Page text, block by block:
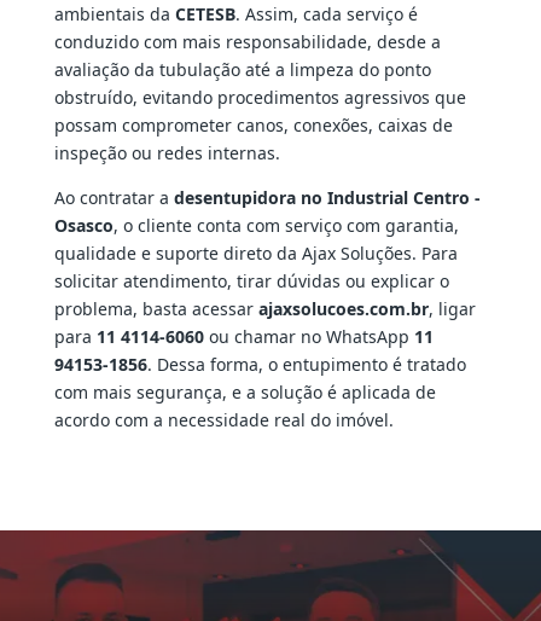
ambientais da CETESB. Assim, cada serviço é
conduzido com mais responsabilidade, desde a
avaliação da tubulação até a limpeza do ponto
obstruído, evitando procedimentos agressivos que
possam comprometer canos, conexões, caixas de
inspeção ou redes internas.
Ao contratar a desentupidora no Industrial Centro -
Osasco, o cliente conta com serviço com garantia,
qualidade e suporte direto da Ajax Soluções. Para
solicitar atendimento, tirar dúvidas ou explicar o
problema, basta acessar ajaxsolucoes.com.br, ligar
para 11 4114-6060ou chamar no WhatsApp 11
94153-1856. Dessa forma, o entupimento é tratado
com mais segurança, e a solução é aplicada de
acordo com a necessidade real do imóvel.